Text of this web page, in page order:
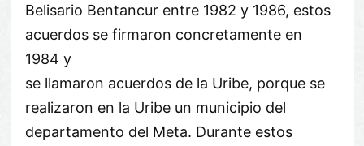
Belisario Bentancur entre 1982 y 1986, estos
acuerdos se firmaron concretamente en
1984 y
se llamaron acuerdos de la Uribe, porque se
realizaron en la Uribe un municipio del
departamento del Meta. Durante estos